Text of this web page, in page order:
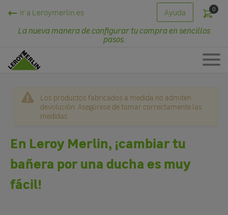
Ir a Leroymerlin.es Ayuda 0
La nueva manera de configurar tu compra en sencillos
pasos.
Los productos fabricados a medida no admiten
devolución. Asegúrese de tomar correctamente las
medidas.
En Leroy Merlin, ¡cambiar tu
bañera por una ducha es muy
fácil!